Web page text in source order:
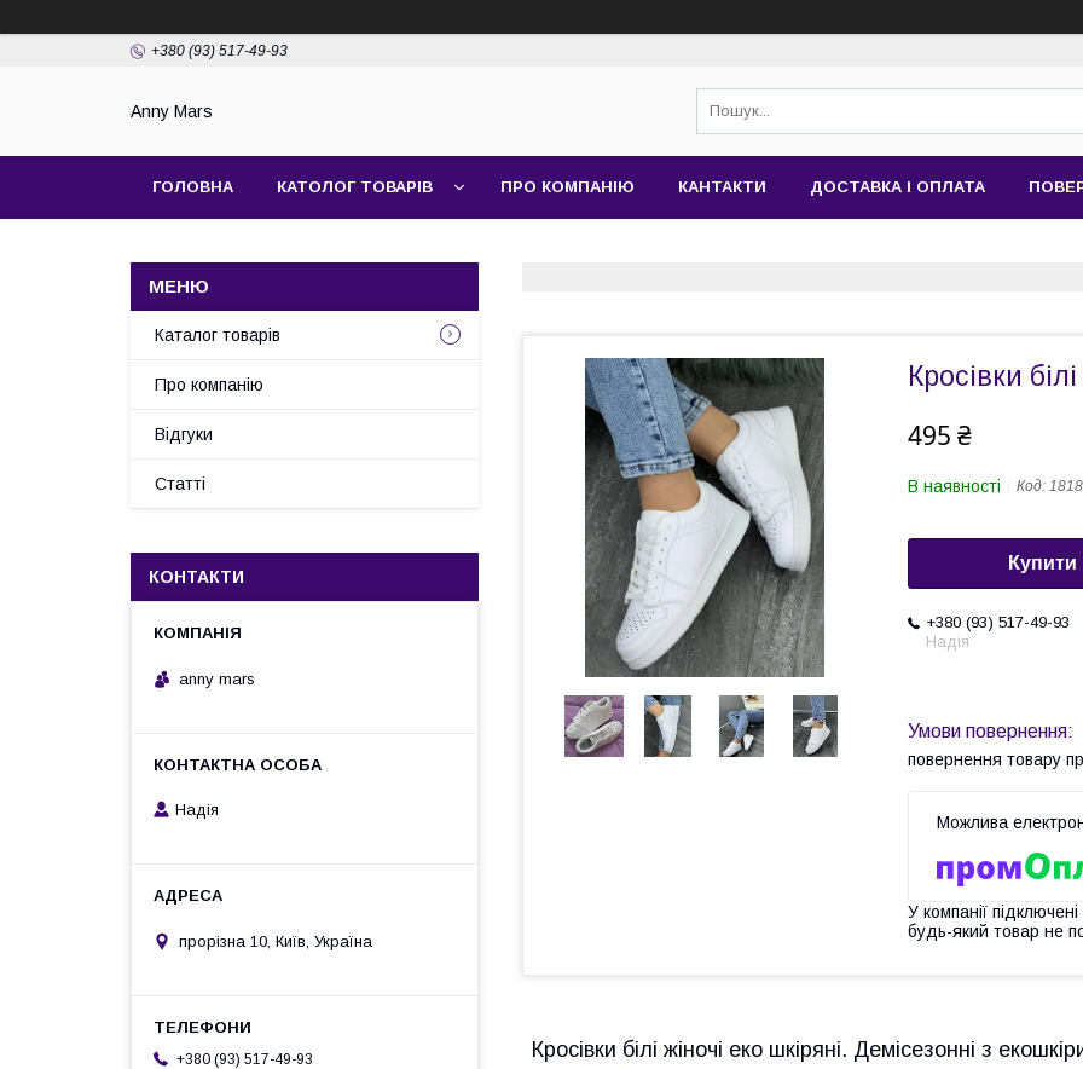
+380 (93) 517-49-93
Anny Mars
ГОЛОВНА КАТОЛОГ ТОВАРІВ ПРО КОМПАНІЮ КАНТАКТИ ДОСТАВКА І ОПЛАТА
Кросівки
495 ₴
В наявності Код: 1818
Купити
+380 (93) 517-49-93
Надія
повернення товару
У компанії
будь-який товар не
Кросівки білі жіночі еко шкіряні. Демісезонні з
Каталог товарів
Про компанію
Відгуки
Статті
КОНТАКТИ
anny mars
Надія
прорізна 10, Київ, Україна
+380 (93) 517-49-93